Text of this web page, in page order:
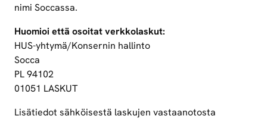
nimi Soccassa.
Huomioi että osoitat verkkolaskut:
HUS-yhtymä/Konsernin hallinto
Socca
PL 94102
01051 LASKUT
Lisätiedot sähköisestä laskujen vastaanotosta